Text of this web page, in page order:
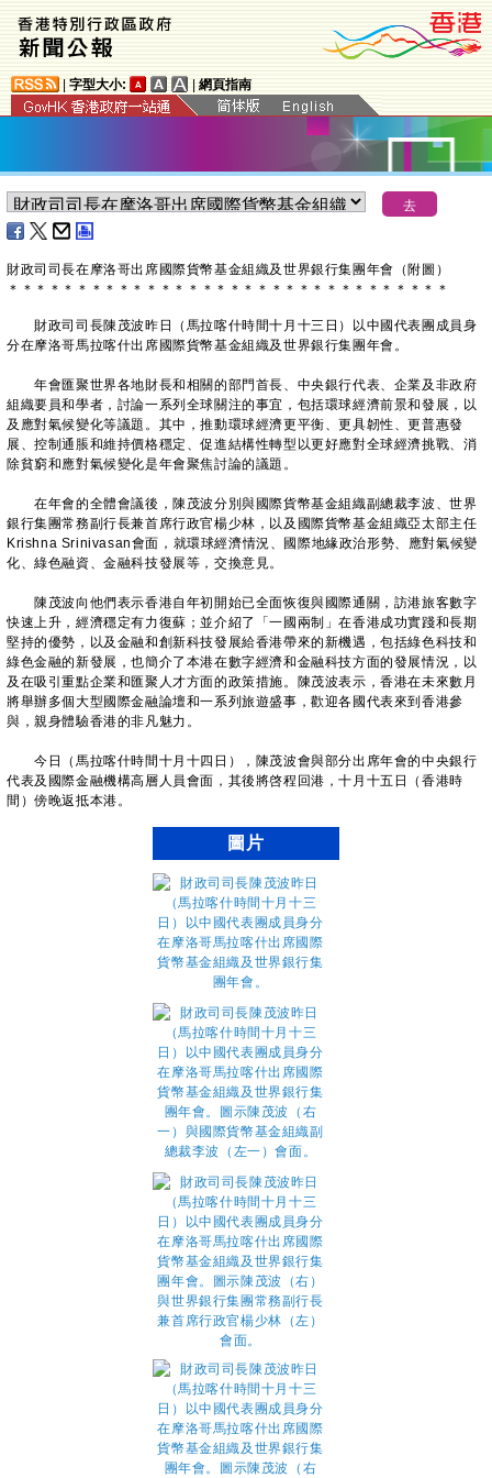
字型大小: 網頁指南
財政司司長在摩洛哥出席國際貨幣基金組織及世界銀行集團年會（附圖）
＊ ＊ ＊ ＊ ＊ ＊ ＊ ＊ ＊ ＊ ＊ ＊ ＊ ＊ ＊ ＊ ＊ ＊ ＊ ＊ ＊ ＊ ＊ ＊ ＊ ＊ ＊ ＊ ＊ ＊ ＊ ＊
財政司司長陳茂波昨日（馬拉喀什時間十月十三日）以中國代表團成員身
分在摩洛哥馬拉喀什出席國際貨幣基金組織及世界銀行集團年會。
年會匯聚世界各地財長和相關的部門首長、中央銀行代表、企業及非政府
組織要員和學者，討論一系列全球關注的事宜，包括環球經濟前景和發展，以
及應對氣候變化等議題。其中，推動環球經濟更平衡、更具韌性、更普惠發
展、控制通脹和維持價格穩定、促進結構性轉型以更好應對全球經濟挑戰、消
除貧窮和應對氣候變化是年會聚焦討論的議題。
在年會的全體會議後，陳茂波分別與國際貨幣基金組織副總裁李波、世界
銀行集團常務副行長兼首席行政官楊少林，以及國際貨幣基金組織亞太部主任
Krishna Srinivasan會面，就環球經濟情況、國際地緣政治形勢、應對氣候變
化、綠色融資、金融科技發展等，交換意見。
陳茂波向他們表示香港自年初開始已全面恢復與國際通關，訪港旅客數字
快速上升，經濟穩定有力復蘇；並介紹了「一國兩制」在香港成功實踐和長期
堅持的優勢，以及金融和創新科技發展給香港帶來的新機遇，包括綠色科技和
綠色金融的新發展，也簡介了本港在數字經濟和金融科技方面的發展情況，以
及在吸引重點企業和匯聚人才方面的政策措施。陳茂波表示，香港在未來數月
將舉辦多個大型國際金融論壇和一系列旅遊盛事，歡迎各國代表來到香港參
與，親身體驗香港的非凡魅力。
今日（馬拉喀什時間十月十四日），陳茂波會與部分出席年會的中央銀行
代表及國際金融機構高層人員會面，其後將啓程回港，十月十五日（香港時
間）傍晚返抵本港。
圖片